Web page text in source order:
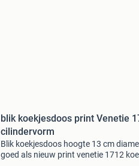
blik koekjesdoos print Venetie
cilindervorm
Blik koekjesdoos hoogte 13 cm
goed als nieuw print venetie 1712